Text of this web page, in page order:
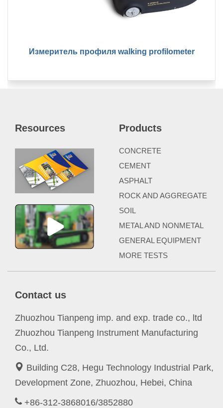
Измеритель профиля walking profilometer
Resources Products
CONCRETE
CEMENT
ASPHALT
ROCK AND AGGREGATE
SOIL
METAL AND NONMETAL
GENERAL EQUIPMENT
MORE TESTS
Contact us
Zhuozhou Tianpeng imp. and exp. trade co., ltd
Zhuozhou Tianpeng Instrument Manufacturing
Co., Ltd.
Building C28, Hegu Technology Industrial Park,
Development Zone, Zhuozhou, Hebei, China
+86-312-3868016/3852880